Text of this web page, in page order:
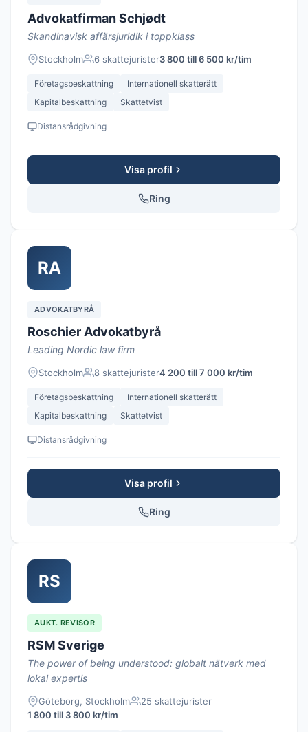
Advokatfirman Schjødt
Skandinavisk affärsjuridik i toppklass
Stockholm 6 skattejurister3 800 till 6 500 kr/tim
Företagsbeskattning
Internationell skatterätt
Kapitalbeskattning
Skattetvist
Distansrådgivning
Visa profil
Ring
RA
ADVOKATBYRÅ
Roschier Advokatbyrå
Leading Nordic law firm
Stockholm 8 skattejurister4 200 till 7 000 kr/tim
Företagsbeskattning
Internationell skatterätt
Kapitalbeskattning
Skattetvist
Distansrådgivning
Visa profil
Ring
RS
AUKT. REVISOR
RSM Sverige
The power of being understood: globalt nätverk med
lokal expertis
Göteborg, Stockholm
25 skattejurister
1 800 till 3 800 kr/tim